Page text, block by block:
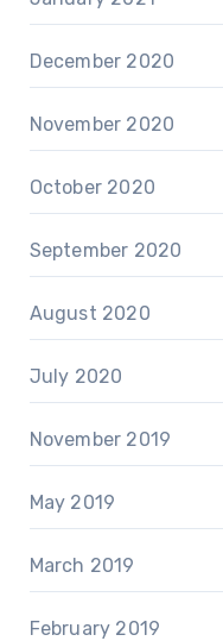
December 2020
November 2020
October 2020
September 2020
August 2020
July 2020
November 2019
May 2019
March 2019
February 2019